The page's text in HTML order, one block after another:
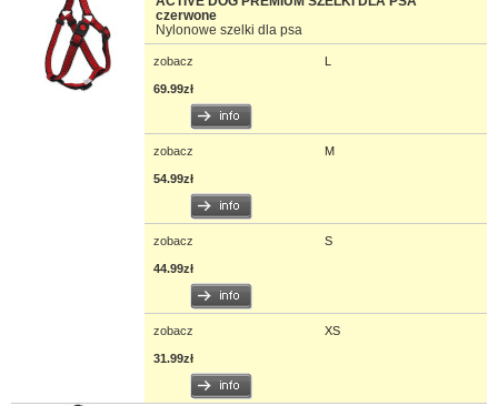
czerwone
Nylonowe szelki dla psa
zobacz L
69.99zł
zobacz M
54.99zł
zobacz S
44.99zł
zobacz XS
31.99zł